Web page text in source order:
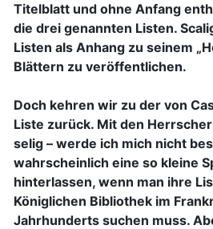
Titelblatt und ohne Anfang
die drei genannten Listen.
Listen als Anhang zu seinem
Blättern zu veröffentlichen.
Doch kehren wir zu der von
Liste zurück. Mit den
selig – werde ich mich nicht
wahrscheinlich eine so kleine
hinterlassen, wenn man ihre
Königlichen Bibliothek im
Jahrhunderts suchen muss.